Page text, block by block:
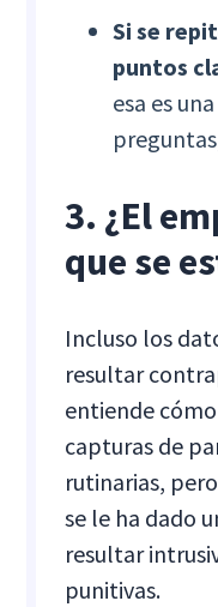
Si se
puntos
esa es
3. ¿El
que se
Incluso los
resultar
entiende
capturas de
rutinarias,
se le ha dado
resultar
punitivas.